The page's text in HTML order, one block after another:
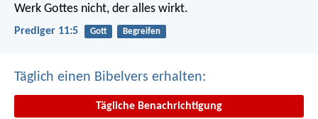
Werk Gottes nicht, der alles wirkt.
Prediger 11:5 Gott Begreifen
Täglich einen Bibelvers erhalten:
Tägliche Benachrichtigung